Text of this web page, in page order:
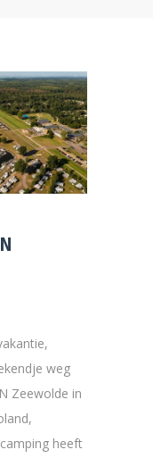
weg
Zeewolde in
heeft